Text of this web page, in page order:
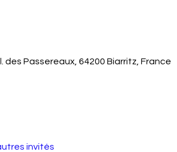
des Passereaux, 64200 Biarritz, France
invités